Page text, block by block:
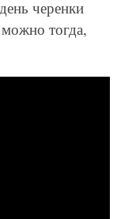
черенки
тогда,